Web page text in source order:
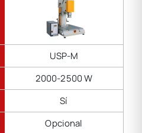
USP-M
2000-2500 W
Sí
Opcional